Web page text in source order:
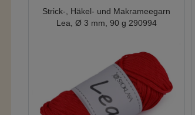
Strick-, Häkel- und Makrameegarn
Lea, Ø 3 mm, 90 g 290994